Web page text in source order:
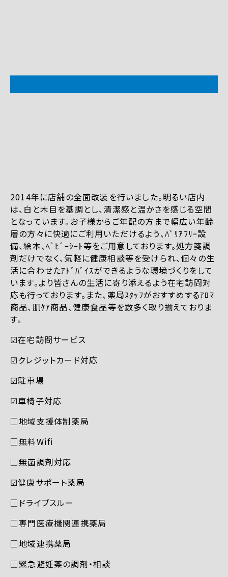
2014年に店舗の全面改装を行いました。明るい店内
は、白と木目を基調とし、清潔感と温かさを感じる空間
となっています。お子様からご年配の方まで幅広い年齢
層の方々に快適にご利用いただけるよう、ﾊﾞﾘｱﾌﾘｰ設
備、絵本、ﾍﾞﾋﾞｰｼｰﾄ等をご用意しております。処方箋調
剤だけでなく、気軽に健康相談等を受けられ、個々の生
活に合わせたｱﾄﾞﾊﾞｲｽができるような環境づくりをして
います。より皆さんの生活に寄り添えるよう在宅訪問対
応も行っております。また、薬局ｽﾀｯﾌがおすすめするｱﾛﾏ
商品、肌ｹｱ商品、健康食品等を数多く取り揃えておりま
す。
☑︎在宅訪問サービス
☑︎クレジットカード対応
☑︎駐車場
☑︎車椅子対応
□地域支援体制薬局
□無料Wifi
□無菌調剤対応
☑︎健康サポート薬局
□ドライブスルー
□専門医療機関連携薬局
□地域連携薬局
□緊急避妊薬の調剤・相談